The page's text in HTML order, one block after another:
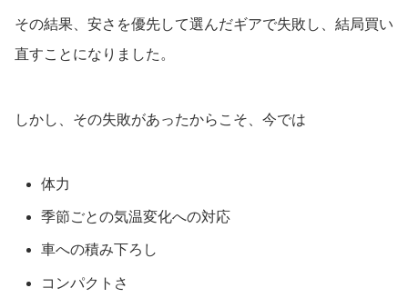
その結果、安さを優先して選んだギアで失敗し、結局買い
直すことになりました。
しかし、その失敗があったからこそ、今では
体力
季節ごとの気温変化への対応
車への積み下ろし
コンパクトさ